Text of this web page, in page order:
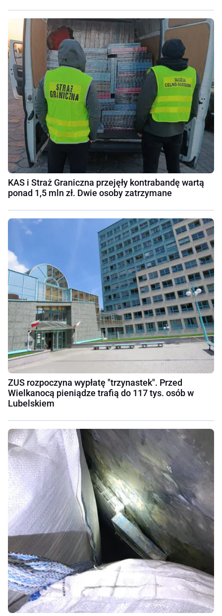
KAS i Straż Graniczna przejęły kontrabandę wartą
ponad 1,5 mln zł. Dwie osoby zatrzymane
ZUS rozpoczyna wypłatę "trzynastek". Przed
Wielkanocą pieniądze trafią do 117 tys. osób w
Lubelskiem